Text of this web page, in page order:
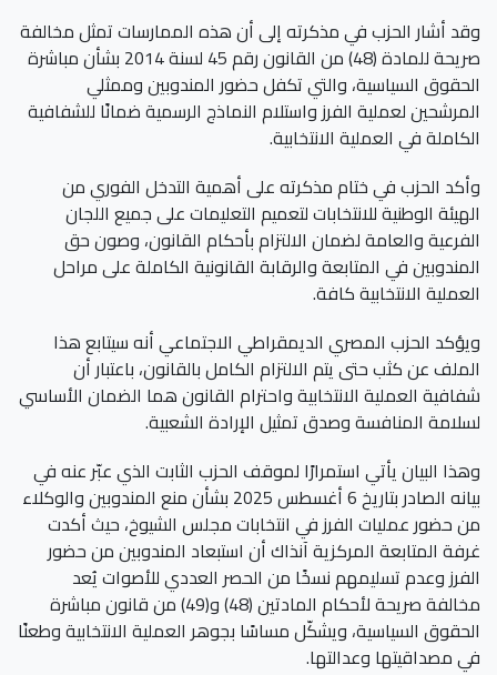
وقد أشار الحزب في مذكرته إلى أن هذه الممارسات تمثل مخالفة
صريحة للمادة (48) من القانون رقم 45 لسنة 2014 بشأن مباشرة
الحقوق السياسية، والتي تكفل حضور المندوبين وممثلي
المرشحين لعملية الفرز واستلام النماذج الرسمية ضمانًا للشفافية
الكاملة في العملية الانتخابية.
وأكد الحزب في ختام مذكرته على أهمية التدخل الفوري من
الهيئة الوطنية للانتخابات لتعميم التعليمات على جميع اللجان
الفرعية والعامة لضمان الالتزام بأحكام القانون، وصون حق
المندوبين في المتابعة والرقابة القانونية الكاملة على مراحل
العملية الانتخابية كافة.
ويؤكد الحزب المصري الديمقراطي الاجتماعي أنه سيتابع هذا
الملف عن كثب حتى يتم الالتزام الكامل بالقانون، باعتبار أن
شفافية العملية الانتخابية واحترام القانون هما الضمان الأساسي
لسلامة المنافسة وصدق تمثيل الإرادة الشعبية.
وهذا البيان يأتي استمرارًا لموقف الحزب الثابت الذي عبّر عنه في
بيانه الصادر بتاريخ 6 أغسطس 2025 بشأن منع المندوبين والوكلاء
من حضور عمليات الفرز في انتخابات مجلس الشيوخ، حيث أكدت
غرفة المتابعة المركزية آنذاك أن استبعاد المندوبين من حضور
الفرز وعدم تسليمهم نسخًا من الحصر العددي للأصوات يُعد
مخالفة صريحة لأحكام المادتين (48) و(49) من قانون مباشرة
الحقوق السياسية، ويشكّل مساسًا بجوهر العملية الانتخابية وطعنًا
في مصداقيتها وعدالتها.